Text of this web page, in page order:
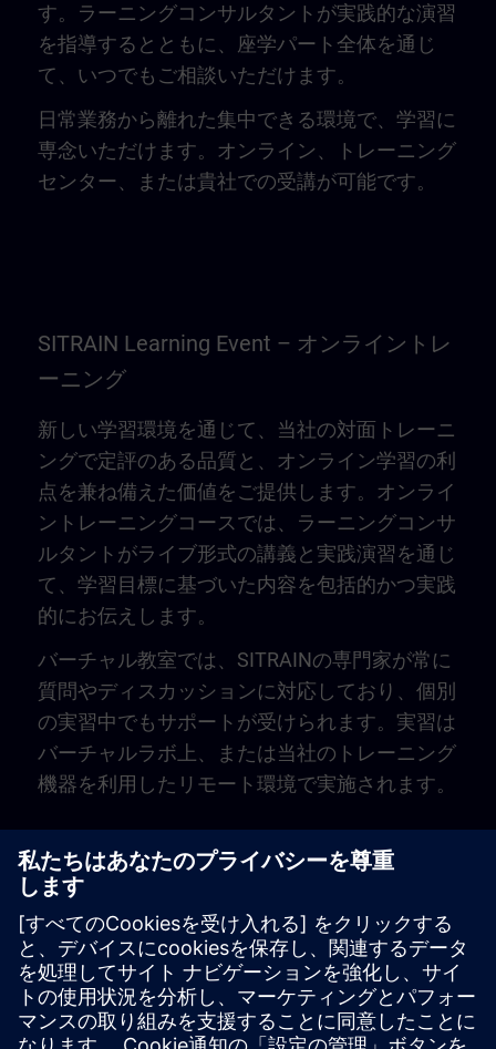
す。ラーニングコンサルタントが実践的な演習
を指導するとともに、座学パート全体を通じ
て、いつでもご相談いただけます。
日常業務から離れた集中できる環境で、学習に
専念いただけます。オンライン、トレーニング
センター、または貴社での受講が可能です。
SITRAIN Learning Event – オンライントレ
ーニング
新しい学習環境を通じて、当社の対面トレーニ
ングで定評のある品質と、オンライン学習の利
点を兼ね備えた価値をご提供します。オンライ
ントレーニングコースでは、ラーニングコンサ
ルタントがライブ形式の講義と実践演習を通じ
て、学習目標に基づいた内容を包括的かつ実践
的にお伝えします。
バーチャル教室では、SITRAINの専門家が常に
質問やディスカッションに対応しており、個別
の実習中でもサポートが受けられます。実習は
バーチャルラボ上、または当社のトレーニング
機器を利用したリモート環境で実施されます。
Play